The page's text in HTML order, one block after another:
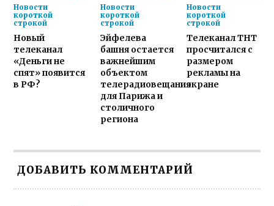
Новости
короткой
строкой
Новый
телеканал
«Деньги не
спят» появится
в РФ?
Новости
короткой
строкой
Эйфелева
башня остается
важнейшим
объектом
телерадиовещания
для Парижа и
столичного
региона
Новости
короткой
строкой
Телеканал ТНТ
просчитался с
размером
рекламы на
экране
ДОБАВИТЬ КОММЕНТАРИЙ